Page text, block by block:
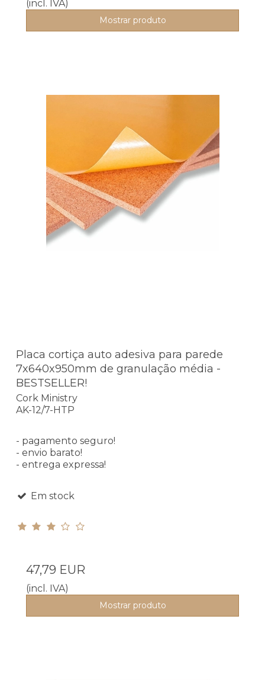
(incl. IVA)
Mostrar produto
Placa cortiça auto adesiva para parede
7x640x950mm de granulação média -
BESTSELLER!
Cork Ministry
AK-12/7-HTP
- pagamento seguro!
- envio barato!
- entrega expressa!
Em stock
47,79 EUR
(incl. IVA)
Mostrar produto